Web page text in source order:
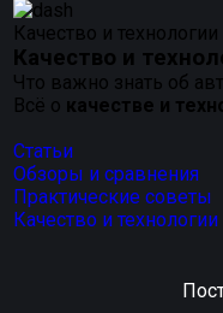
Качество и технологии
Качество и
Что важно знать об
Всё о качестве и
Статьи
Обзоры и сравнения
Практические советы
Качество и технологии